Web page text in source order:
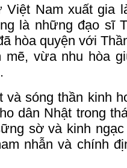
Việt Nam xuất gia
là những đạo sĩ
hòa quyện với
mẽ, vừa nhu hòa
và sóng thần kinh
dân Nhật trong
sờ và kinh
nhẫn và chính